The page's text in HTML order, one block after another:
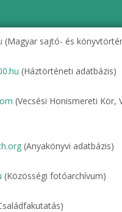
(Magyar sajtó- és
(Háztörténeti adatbázis)
(Vecsési Honismereti Kör,
(Anyakönyvi adatbázis)
(Közösségi fotóarchívum)